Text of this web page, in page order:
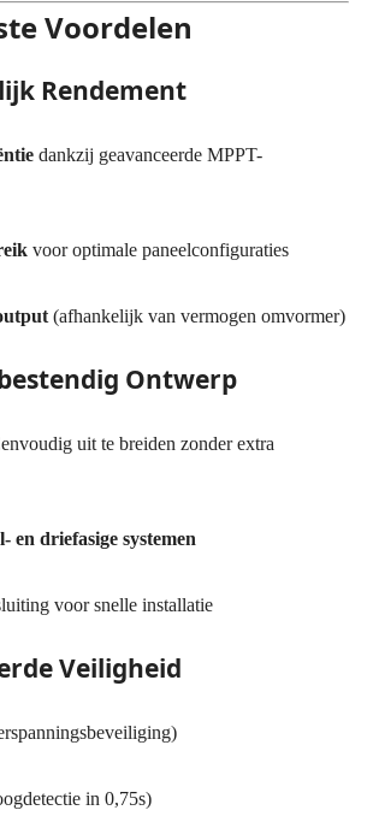
Voordelen
Rendement
dankzij geavanceerde MPPT-
voor optimale paneelconfiguraties
(afhankelijk van vermogen omvormer)
Ontwerp
uit te breiden zonder extra
en driefasige systemen
voor snelle installatie
Veiligheid
in 0,75s)